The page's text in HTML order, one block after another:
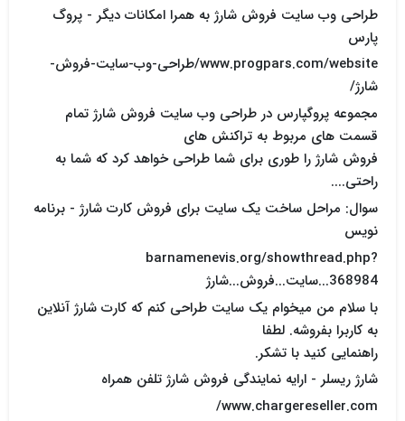
طراحی وب سایت فروش شارژ به همرا امکانات دیگر - پروگ
پارس
www.progpars.com/website/طراحی-وب-سایت-فروش-
شارژ/
مجموعه پروگپارس در طراحی وب سایت فروش شارژ تمام
قسمت های مربوط به تراکنش های
فروش شارژ را طوری برای شما طراحی خواهد کرد که شما به
راحتی....
سوال: مراحل ساخت یک سایت برای فروش کارت شارژ - برنامه
نویس
barnamenevis.org/showthread.php?
368984...سایت...فروش...شارژ
با سلام من میخوام یک سایت طراحی کنم که کارت شارژ آنلاین
به کاربرا بفروشه. لطفا
راهنمایی کنید با تشکر.
شارژ ریسلر - ارایه نمايندگی فروش شارژ تلفن همراه
www.chargereseller.com/